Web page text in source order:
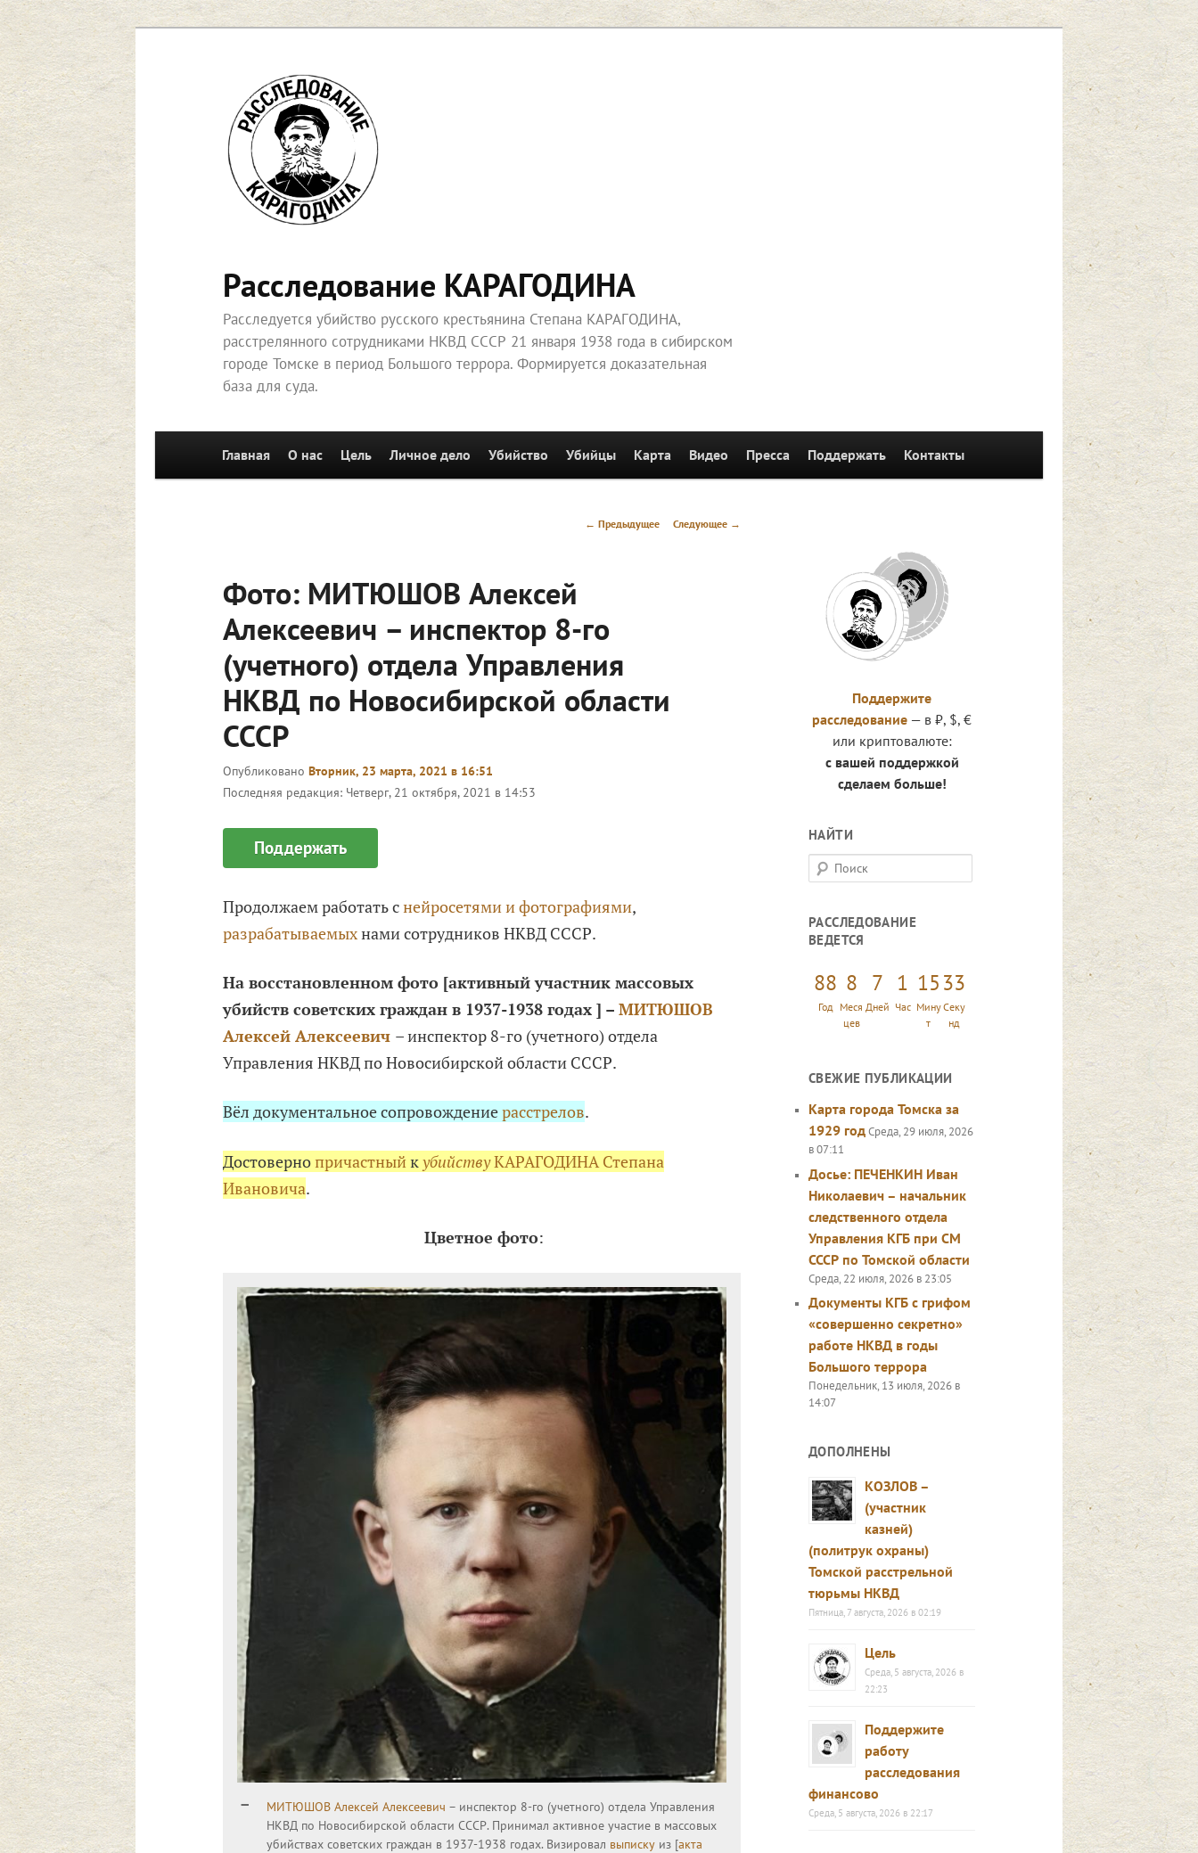
Перейти
к
основному
содержимому
Расследование КАРАГОДИНА
Расследуется убийство русского крестьянина Степана КАРАГОДИНА,
расстрелянного сотрудниками НКВД СССР 21 января 1938 года в сибирском
городе Томске в период Большого террора. Формируется доказательная
база для суда.
Перейти к основному содержимому
Главная О нас Цель Личное дело Убийство Убийцы Карта Видео Пресса Поддержать Контакты
Навигация
← Предыдущее Следующее →
Фото: МИТЮШОВ Алексей
Алексеевич – инспектор 8-го
(учетного) отдела Управления
НКВД по Новосибирской области
СССР
Опубликовано Вторник, 23 марта, 2021 в 16:51
Последняя редакция: Четверг, 21 октября, 2021 в 14:53
Поддержать
Продолжаем работать снейросетями и фотографиями,
разрабатываемыхнами сотрудников НКВД СССР.
На восстановленном фото [активный участник массовых
убийств советских граждан в 1937-1938 годах ] – МИТЮШОВ
Алексей Алексеевич – инспектор 8-го (учетного) отдела
Управления НКВД по Новосибирской области СССР.
Вёл документальное сопровождениерасстрелов.
ДостовернопричастныйкубийствуКАРАГОДИНА Степана
Ивановича.
Цветное фото:
МИТЮШОВ Алексей Алексеевич – инспектор 8-го (учетного) отдела Управления
НКВД по Новосибирской области СССР. Принимал активное участие в массовых
убийствах советских граждан в 1937-1938 годах. Визировал выпискуиз [акта
Поддержите
расследование — в ₽, $, €
или криптовалюте:
с вашей поддержкой
сделаем больше!
НАЙТИ
П
о
с
к
РАССЛЕДОВАНИЕ
ВЕДЕТСЯ
88
Год
8
Меся
цев
7
Дней
1
Час
15
Мину
т
35
Секу
нд
СВЕЖИЕ ПУБЛИКАЦИИ
Карта города Томска за
1929 годСреда, 29 июля, 2026
в 07:11
Досье: ПЕЧЕНКИН Иван
Николаевич – начальник
следственного отдела
Управления КГБ при СМ
СССР по Томской области
Среда, 22 июля, 2026 в 23:05
Документы КГБ с грифом
«совершенно секретно»
работе НКВД в годы
Большого террора
Понедельник, 13 июля, 2026 в
14:07
ДОПОЛНЕНЫ
КОЗЛОВ –
(участник
казней)
(политрук охраны)
Томской расстрельной
тюрьмы НКВД
Пятница, 7 августа, 2026 в 02:19
Цель
Среда, 5 августа, 2026 в
22:23
Поддержите
работу
расследования
финансово
Среда, 5 августа, 2026 в 22:17